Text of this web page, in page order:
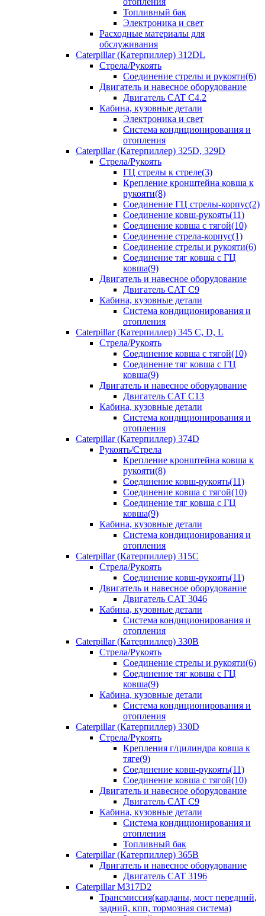
Топливный бак
Электроника и свет
Расходные материалы для
обслуживания
Caterpillar (Катерпиллер) 312DL
Стрела/Рукоять
Соединение стрелы и рукояти(6)
Двигатель и навесное оборудование
Двигатель CAT С4.2
Кабина, кузовные детали
Электроника и свет
Система кондиционирования и
отопления
Caterpillar (Катерпиллер) 325D, 329D
Стрела/Рукоять
ГЦ стрелы к стреле(3)
Крепление кронштейна ковша к
рукояти(8)
Соединение ГЦ стрелы-корпус(2)
Соединение ковш-рукоять(11)
Соединение ковша с тягой(10)
Соединение стрела-корпус(1)
Соединение стрелы и рукояти(6)
Соединение тяг ковша с ГЦ
ковша(9)
Двигатель и навесное оборудование
Двигатель CAT C9
Кабина, кузовные детали
Система кондиционирования и
отопления
Caterpillar (Катерпиллер) 345 C, D, L
Стрела/Рукоять
Соединение ковша с тягой(10)
Соединение тяг ковша с ГЦ
ковша(9)
Двигатель и навесное оборудование
Двигатель CAT C13
Кабина, кузовные детали
Система кондиционирования и
отопления
Caterpillar (Катерпиллер) 374D
Рукоять/Стрела
Крепление кронштейна ковша к
рукояти(8)
Соединение ковш-рукоять(11)
Соединение ковша с тягой(10)
Соединение тяг ковша с ГЦ
ковша(9)
Кабина, кузовные детали
Система кондиционирования и
отопления
Caterpillar (Катерпиллер) 315C
Стрела/Рукоять
Соединение ковш-рукоять(11)
Двигатель и навесное оборудование
Двигатель CAT 3046
Кабина, кузовные детали
Система кондиционирования и
отопления
Caterpillar (Катерпиллер) 330B
Стрела/Рукоять
Соединение стрелы и рукояти(6)
Соединение тяг ковша с ГЦ
ковша(9)
Кабина, кузовные детали
Система кондиционирования и
отопления
Caterpillar (Катерпиллер) 330D
Стрела/Рукоять
Крепления г/цилиндра ковша к
тяге(9)
Соединение ковш-рукоять(11)
Соединение ковша с тягой(10)
Двигатель и навесное оборудование
Двигатель CAT C9
Кабина, кузовные детали
Система кондиционирования и
отопления
Топливный бак
Caterpillar (Катерпиллер) 365B
Двигатель и навесное оборудование
Двигатель CAT 3196
Caterpillar M317D2
Трансмиссия(карданы, мост передний,
задний, кпп, тормозная система)